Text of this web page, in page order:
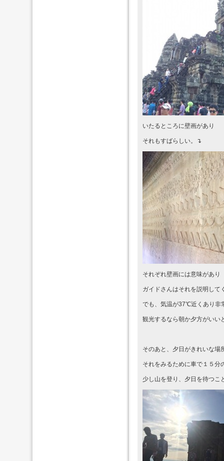
いたるところに壁画があり
それもすばらしい。↴
それぞれ壁画には意味があり
ガイドさんはそれを説明して
でも、気温が37℃近くあり非
観光するなら朝か夕方がいい
そのあと、夕日がきれいな場
それをみるために車で１５分
少し山を登り、夕日を待つこ